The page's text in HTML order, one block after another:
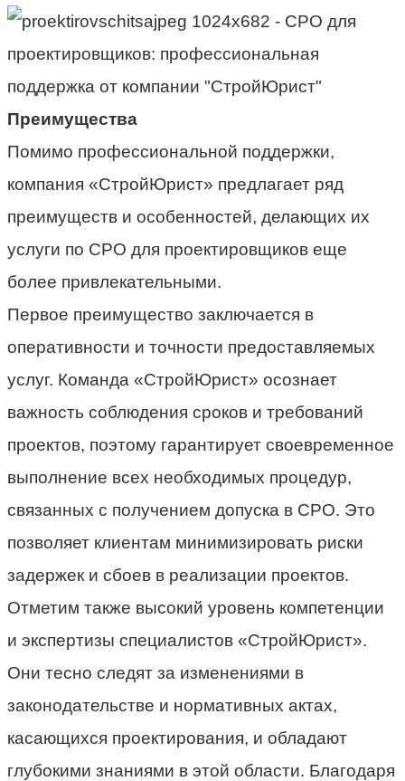
Преимущества
Помимо профессиональной поддержки,
компания «СтройЮрист» предлагает ряд
преимуществ и особенностей, делающих их
услуги по СРО для проектировщиков еще
более привлекательными.
Первое преимущество заключается в
оперативности и точности предоставляемых
услуг. Команда «СтройЮрист» осознает
важность соблюдения сроков и требований
проектов, поэтому гарантирует своевременное
выполнение всех необходимых процедур,
связанных с получением допуска в СРО. Это
позволяет клиентам минимизировать риски
задержек и сбоев в реализации проектов.
Отметим также высокий уровень компетенции
и экспертизы специалистов «СтройЮрист».
Они тесно следят за изменениями в
законодательстве и нормативных актах,
касающихся проектирования, и обладают
глубокими знаниями в этой области. Благодаря